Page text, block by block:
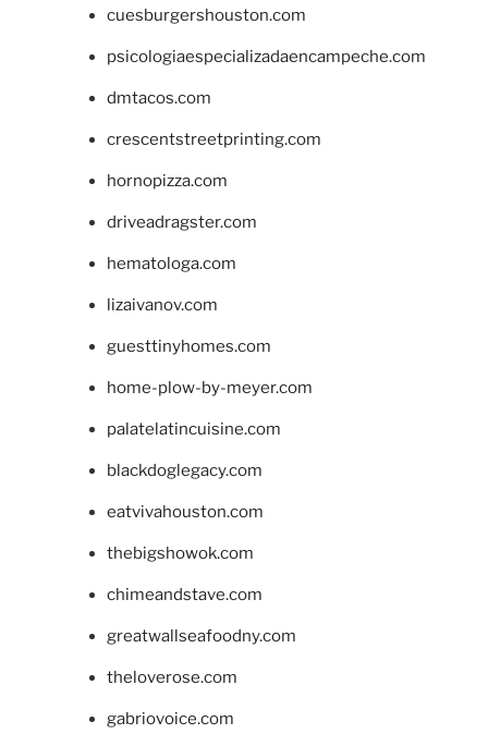
cuesburgershouston.com
psicologiaespecializadaencampeche.com
dmtacos.com
crescentstreetprinting.com
hornopizza.com
driveadragster.com
hematologa.com
lizaivanov.com
guesttinyhomes.com
home-plow-by-meyer.com
palatelatincuisine.com
blackdoglegacy.com
eatvivahouston.com
thebigshowok.com
chimeandstave.com
greatwallseafoodny.com
theloverose.com
gabriovoice.com